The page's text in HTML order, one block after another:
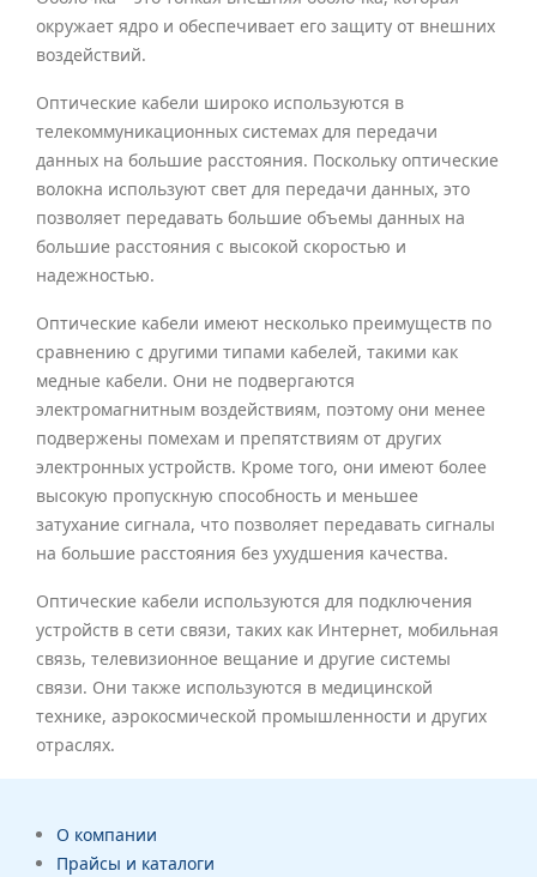
окружает ядро и обеспечивает его защиту от внешних
воздействий.
Оптические кабели широко используются в
телекоммуникационных системах для передачи
данных на большие расстояния. Поскольку оптические
волокна используют свет для передачи данных, это
позволяет передавать большие объемы данных на
большие расстояния с высокой скоростью и
надежностью.
Оптические кабели имеют несколько преимуществ по
сравнению с другими типами кабелей, такими как
медные кабели. Они не подвергаются
электромагнитным воздействиям, поэтому они менее
подвержены помехам и препятствиям от других
электронных устройств. Кроме того, они имеют более
высокую пропускную способность и меньшее
затухание сигнала, что позволяет передавать сигналы
на большие расстояния без ухудшения качества.
Оптические кабели используются для подключения
устройств в сети связи, таких как Интернет, мобильная
связь, телевизионное вещание и другие системы
связи. Они также используются в медицинской
технике, аэрокосмической промышленности и других
отраслях.
О компании
Прайсы и каталоги